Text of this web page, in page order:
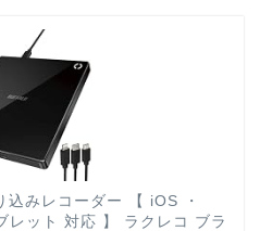
みレコーダー 【 iOS ・
ット 対応 】 ラクレコ ブラ